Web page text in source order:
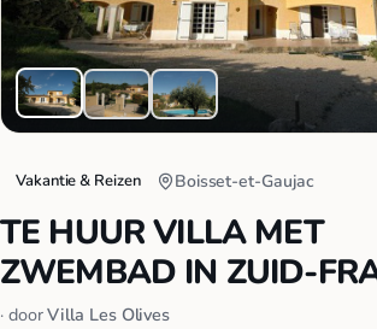
Vakantie & Reizen Boisset-et-Gaujac
TE HUUR VILLA MET
ZWEMBAD IN ZUID-
· doorVilla Les Olives